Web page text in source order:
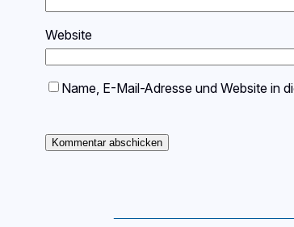
Website
Name, E-Mail-Adresse und Website in